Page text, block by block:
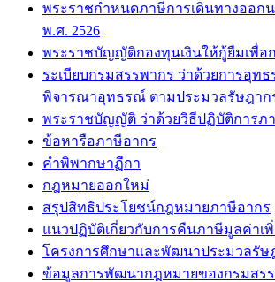
พระราชกำหนดภาษีการเดินทางออก
พ.ศ. 2526
พระราชบัญญัติกองทุนเงินให้กู้ยืมเพื่อ
ระเบียบกรมสรรพากร ว่าด้วยการอุท
พิจารณาอุทธรณ์ ตามประมวลรัษฎาก
พระราชบัญญัติ ว่าด้วยวิธีปฏิบัติการภ
ข้อหารือภาษีอากร
คำพิพากษาฏีกา
กฎหมายออกใหม่
สรุปสิทธิประโยชน์กฎหมายภาษีอากร
แนวปฏิบัติเกี่ยวกับการคืนภาษีมูลค่าเ
โครงการศึกษาและพัฒนาประมวลรัษ
ข้อมูลการพัฒนากฎหมายของกรมสร